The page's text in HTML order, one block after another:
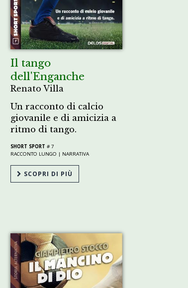
Il tango
dell'Enganche
Renato Villa
Un racconto di calcio
giovanile e di amicizia a
ritmo di tango.
SHORT SPORT # 7
RACCONTO LUNGO | NARRATIVA
SCOPRI DI PIÙ